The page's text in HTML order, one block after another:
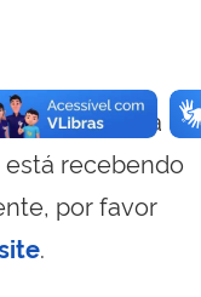
essa
está recebendo
por favor
.